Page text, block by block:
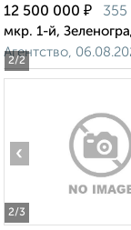
2/2
12 500 000 ₽ 355
мкр. 1-й,
Агентство,
2/3
‹